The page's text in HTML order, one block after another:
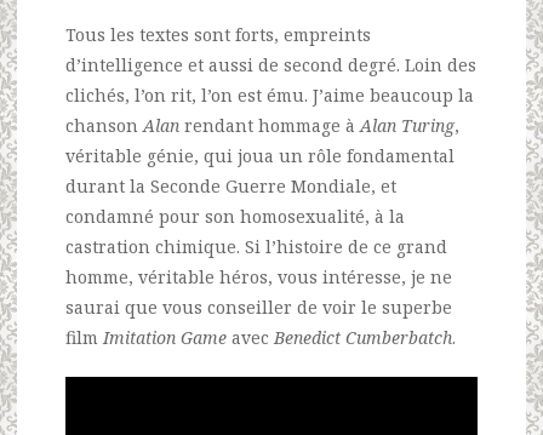
Tous les textes sont forts, empreints
d’intelligence et aussi de second degré. Loin des
clichés, l’on rit, l’on est ému. J’aime beaucoup la
chansonAlan rendant hommage àAlan Turing,
véritable génie, qui joua un rôle fondamental
durant la Seconde Guerre Mondiale, et
condamné pour son homosexualité, à la
castration chimique. Si l’histoire de ce grand
homme, véritable héros, vous intéresse, je ne
saurai que vous conseiller de voir le superbe
filmImitation Game avecBenedict Cumberbatch.